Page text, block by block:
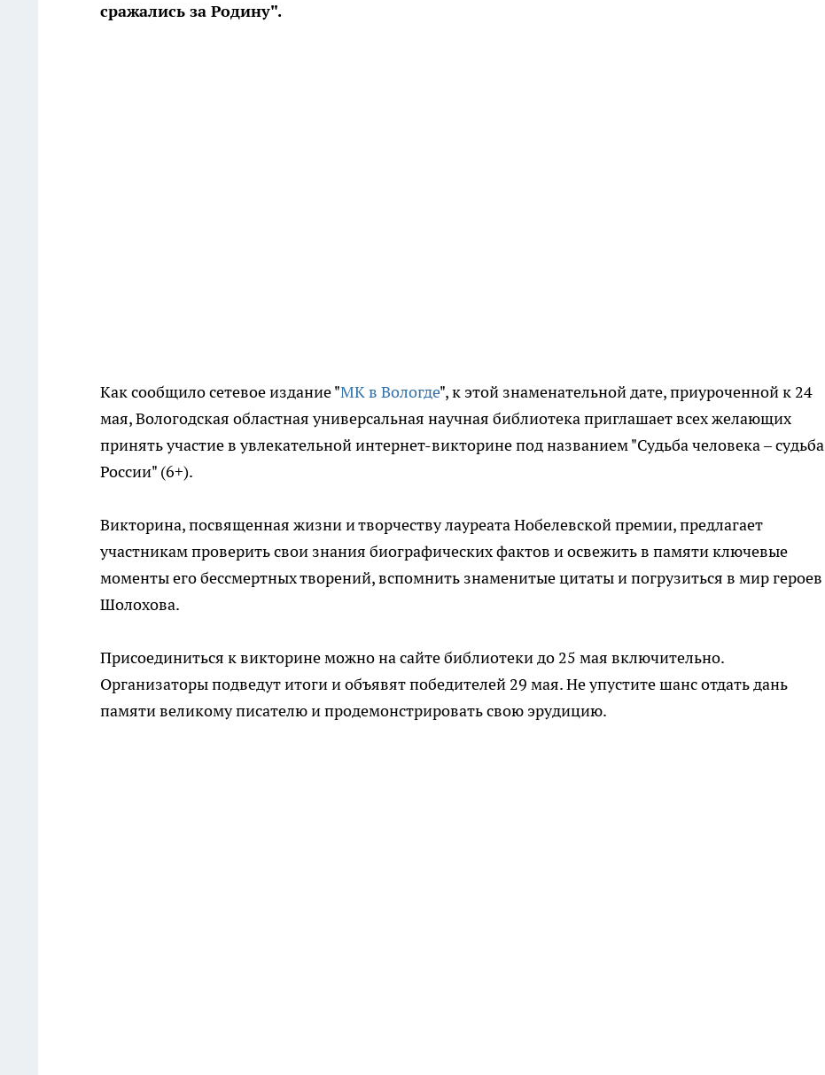
сражались за Родину".
Как сообщило сетевое издание "МК в Вологде", к этой знаменательной дате, приуроченной к 24
мая, Вологодская областная универсальная научная библиотека приглашает всех желающих
принять участие в увлекательной интернет-викторине под названием "Судьба человека – судьба
России" (6+).
Викторина, посвященная жизни и творчеству лауреата Нобелевской премии, предлагает
участникам проверить свои знания биографических фактов и освежить в памяти ключевые
моменты его бессмертных творений, вспомнить знаменитые цитаты и погрузиться в мир героев
Шолохова.
Присоединиться к викторине можно на сайте библиотеки до 25 мая включительно.
Организаторы подведут итоги и объявят победителей 29 мая. Не упустите шанс отдать дань
памяти великому писателю и продемонстрировать свою эрудицию.